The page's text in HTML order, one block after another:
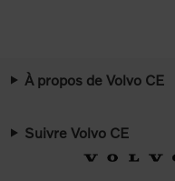
À propos de Volvo CE
Suivre Volvo CE